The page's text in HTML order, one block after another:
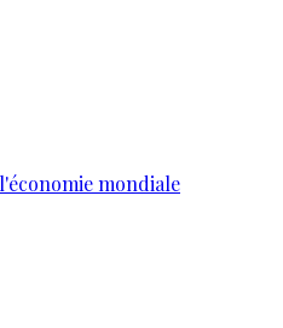
mondiale